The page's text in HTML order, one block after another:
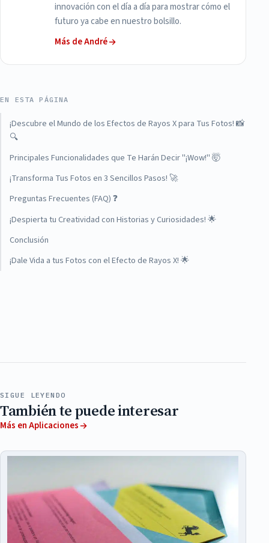
innovación con el día a día para mostrar cómo el
futuro ya cabe en nuestro bolsillo.
Más de André
EN ESTA PÁGINA
¡Descubre el Mundo de los Efectos de Rayos X para Tus Fotos! 📸
🔍
Principales Funcionalidades que Te Harán Decir "¡Wow!" 🤯
¡Transforma Tus Fotos en 3 Sencillos Pasos! 🚀
Preguntas Frecuentes (FAQ) ❓
¡Despierta tu Creatividad con Historias y Curiosidades! 🌟
Conclusión
¡Dale Vida a tus Fotos con el Efecto de Rayos X! 🌟
SIGUE LEYENDO
También te puede interesar
Más en Aplicaciones